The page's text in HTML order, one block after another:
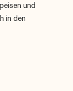
direkt ins
Golf!
und
in den